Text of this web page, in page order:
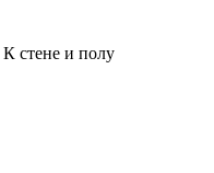
К стене и полу